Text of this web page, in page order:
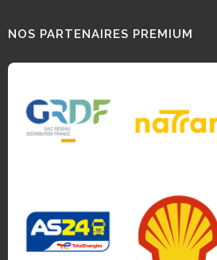
NOS PARTENAIRES PREMIUM